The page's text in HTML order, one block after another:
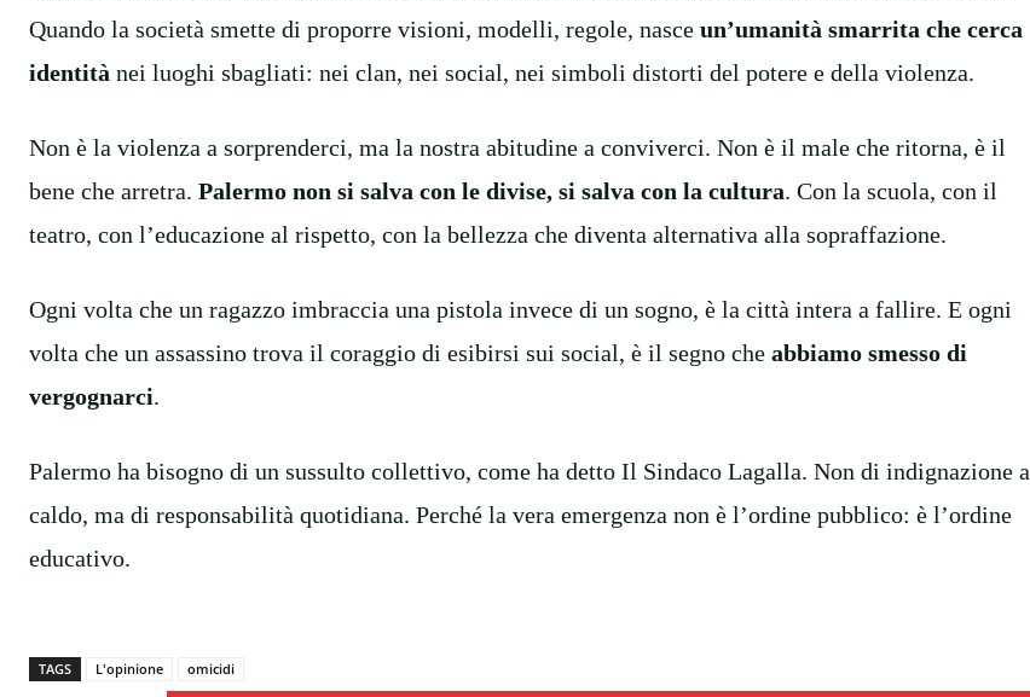
Quando la società smette di proporre visioni, modelli, regole, nasce un’umanità smarrita che cerca
identità nei luoghi sbagliati: nei clan, nei social, nei simboli distorti del potere e della violenza.
Non è la violenza a sorprenderci, ma la nostra abitudine a conviverci. Non è il male che ritorna, è il
bene che arretra. Palermo non si salva con le divise, si salva con la cultura. Con la scuola, con il
teatro, con l’educazione al rispetto, con la bellezza che diventa alternativa alla sopraffazione.
Ogni volta che un ragazzo imbraccia una pistola invece di un sogno, è la città intera a fallire. E ogni
volta che un assassino trova il coraggio di esibirsi sui social, è il segno che abbiamo smesso di
vergognarci.
Palermo ha bisogno di un sussulto collettivo, come ha detto Il Sindaco Lagalla. Non di indignazione a
caldo, ma di responsabilità quotidiana. Perché la vera emergenza non è l’ordine pubblico: è l’ordine
educativo.
TAGS L'opinione omicidi